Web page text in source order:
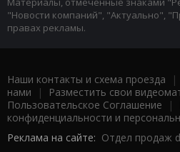
"Новости компаний", "Актуально",
правах рекламы.
Наши контакты и схема проезда |
нами | Разместить свои
Пользовательское Соглашение |
конфиденциальности и
Реклама на сайте: Отдел продаж